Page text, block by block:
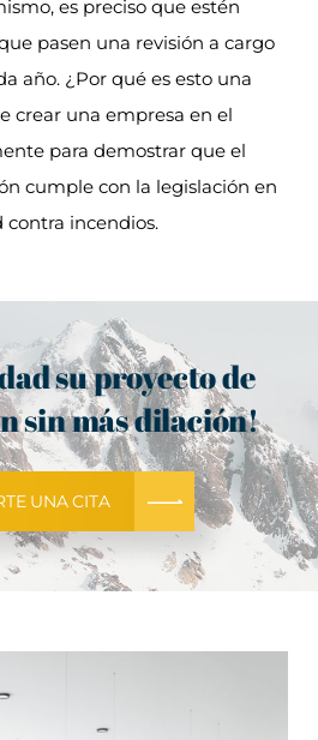
es preciso que estén
pasen una revisión a cargo
año. ¿Por qué es esto una
crear una empresa en el
para demostrar que el
cumple con la legislación en
incendios.
su proyecto de
sin más dilación!
UNA CITA